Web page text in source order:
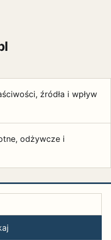
źródła i wpływ
odżywcze i